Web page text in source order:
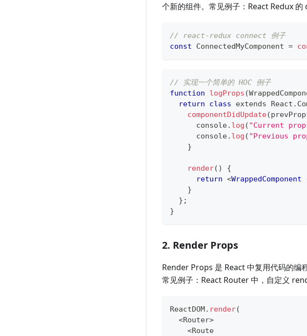
个新的组件。常见例子：React Redux
// react-redux connect 例子
const
ConnectedMyComponent =
// 实现一个简单的 HOC 例子
function
logProps (
return
class extends React .
componentDidUpdate(
console. log ( "Current
console. log ( "Previous
}
render( )
{
return <WrappedComponent
}
} ;
}
2. Render Props
Render Props 是 React 中复用代码的编
常见例子：React Router 中，自定义
ReactDOM. render(
<Router>
<Route